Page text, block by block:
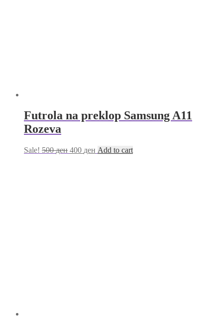
Futrola na preklop Samsung A11
Rozeva
Sale! 500ден 400 ден Add to cart